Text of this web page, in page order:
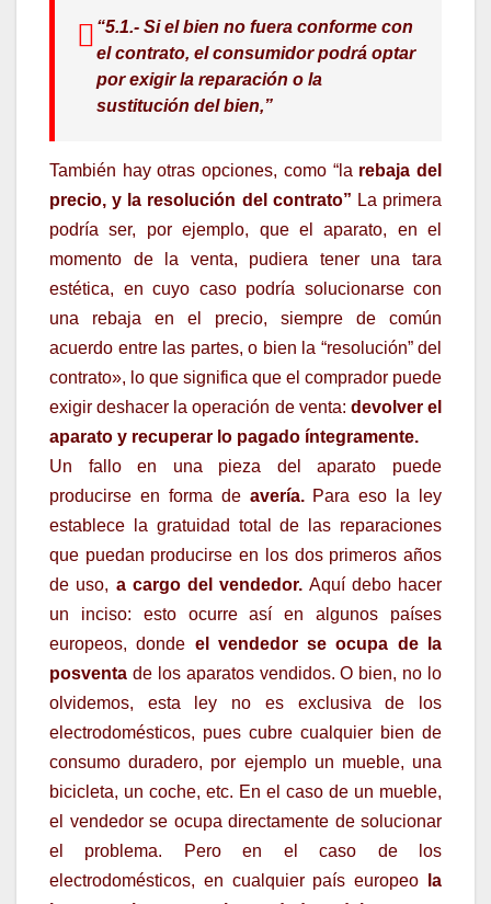
“5.1.- Si el bien no fuera conforme con
el contrato, el consumidor podrá optar
porexigir la reparación o la
sustitución del bien,”
También hay otras opciones, como “la rebaja del
precio, y la resolución del contrato” La primera
podría ser, por ejemplo, que el aparato, en el
momento de la venta, pudiera tener una tara
estética, en cuyo caso podría solucionarse con
una rebaja en el precio, siempre de común
acuerdo entre las partes, o bien la “resolución” del
contrato», lo que significa que el comprador puede
exigir deshacer la operación de venta: devolver el
aparato y recuperar lo pagado íntegramente.
Un fallo en una pieza del aparato puede
producirse en forma de avería.Para eso la ley
establece la gratuidad total de las reparaciones
que puedan producirse en los dos primeros años
de uso, a cargo del vendedor. Aquí debo hacer
un inciso: esto ocurre así en algunos países
europeos, donde el vendedor se ocupa de la
posventa de los aparatos vendidos. O bien, no lo
olvidemos, esta ley no es exclusiva de los
electrodomésticos, pues cubre cualquier bien de
consumo duradero, por ejemplo un mueble, una
bicicleta, un coche, etc. En el caso de un mueble,
el vendedor se ocupa directamente de solucionar
el problema. Pero en el caso de los
electrodomésticos, en cualquier país europeo
la